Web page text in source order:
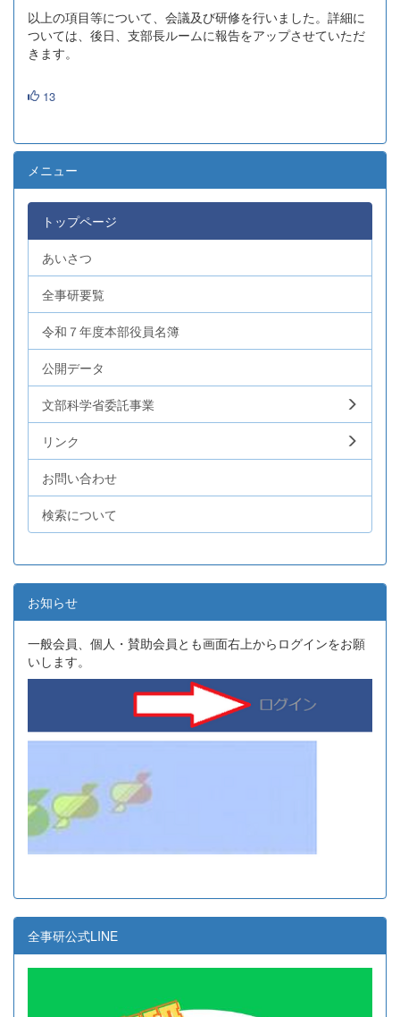
以上の項目等について、会議及び研修を行いました。詳細に
ついては、後日、支部長ルームに報告をアップさせていただ
きます。
13
メニュー
トップページ
あいさつ
全事研要覧
令和７年度本部役員名簿
公開データ
文部科学省委託事業
リンク
お問い合わせ
検索について
お知らせ
一般会員、個人・賛助会員とも画面右上からログインをお願
いします。
全事研公式LINE